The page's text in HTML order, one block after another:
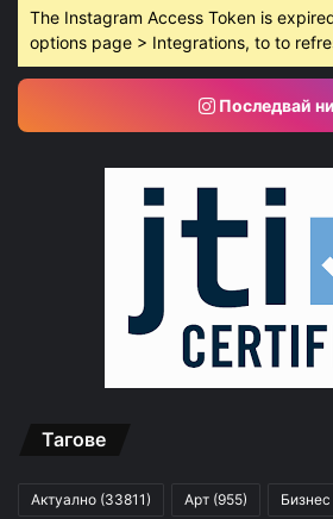
The Instagram Access Token is
options page > Integrations, to to
Последвай ни
Тагове
Актуално (33811) Арт (955) Бизнес